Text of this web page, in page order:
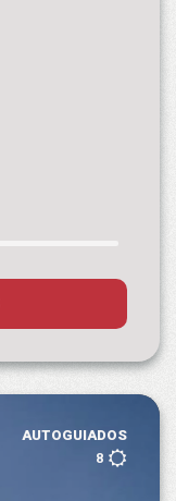
AUTOGUIADOS
8